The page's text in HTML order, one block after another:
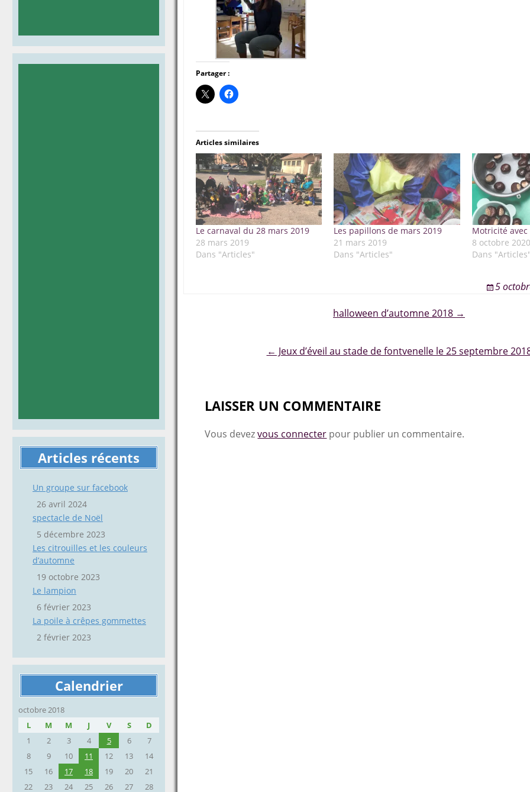
Articles récents
Un groupe sur facebook
26 avril 2024
spectacle de Noël
5 décembre 2023
Les citrouilles et les couleurs
d’automne
19 octobre 2023
Le lampion
6 février 2023
La poile à crêpes gommettes
2 février 2023
Calendrier
octobre 2018
L
M M J V S
D
1
2 3 4 5 6
7
8
9 10 11 12 13
14
15
16 17 18 19 20
21
22
23 24 25 26 27 28
Partager :
Articles similaires
Le carnaval du 28 mars 2019
28 mars 2019
Dans "Articles"
Les papillons de mars 2019
21 mars 2019
Dans "Articles"
Motricité
8 octobre 2020
Dans
5
navigation
halloween d’automne 2018 →
← Jeux d’éveil au stade de fontvenelle le 25 septembre
LAISSER UN COMMENTAIRE
Vous devezvous connecter pour publier un commentaire.